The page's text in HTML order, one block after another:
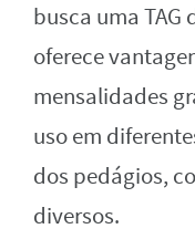
busca uma TAG
oferece
mensalidades
uso em
dos pedágios,
diversos.